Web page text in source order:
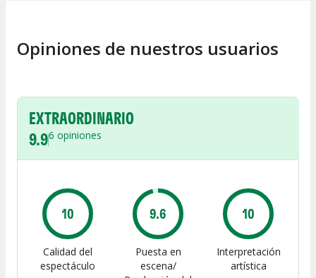
Opiniones de nuestros usuarios
EXTRAORDINARIO
9.96 opiniones
10
Calidad del
espectáculo
9.6
Puesta en
escena/
10
Interpretación
artística